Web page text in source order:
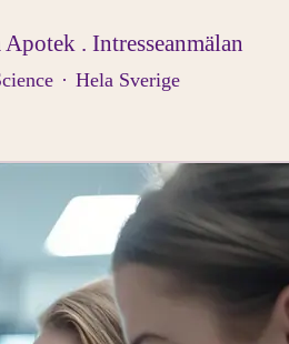
. Intresseanmälan
· Hela Sverige